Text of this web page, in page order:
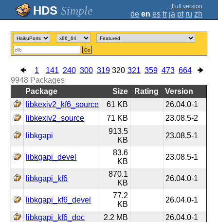
Simple ; Full version
de en es fr ja pt ru zh
Go
1 141 240 300 319 320 321 359 473 664
9948 Packages
Package
Size Rating
Version
libkexiv2_kf6_source
61 KB
26.04.0-1
libkexiv2_source
71 KB 23.08.5-2
libkgapi
913.5
KB
23.08.5-1
libkgapi_devel
83.6
KB
23.08.5-1
libkgapi_kf6
870.1
KB
26.04.0-1
libkgapi_kf6_devel
77.2
KB
26.04.0-1
libkgapi_kf6_doc 2.2 MB 26.04.0-1